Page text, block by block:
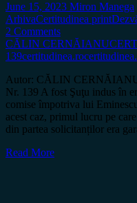
June 15, 2023 Miron Manega
ArhivaCertitudinea print
2 Comments
CĂLIN CERNĂIANU
139certitudinea.ro
Autor: CĂLIN
Nr. 139 A fost Şuţu indus în
comise împotriva lui
acest caz, primul lucru pe
din partea solicitanților era
Read More